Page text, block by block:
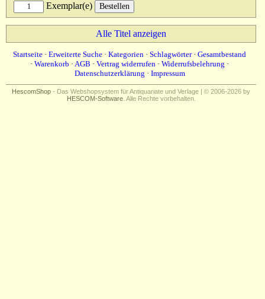
Exemplar(e)
Alle Titel anzeigen
Startseite · Erweiterte Suche · Kategorien · Schlagwörter· Gesamtbestand
· Warenkorb · AGB · Vertrag widerrufen · Widerrufsbelehrung ·
Datenschutzerklärung · Impressum
HescomShop - Das Webshopsystem für Antiquariate und Verlage | © 2006-2026 by
HESCOM-Software. Alle Rechte vorbehalten.